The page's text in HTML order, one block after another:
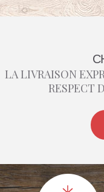
LA LIVRAISON
RESPECT